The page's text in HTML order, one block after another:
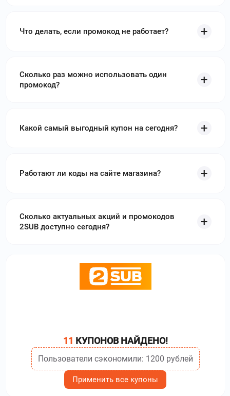
Что делать, если промокод не работает?
Сколько раз можно использовать один
промокод?
Какой самый выгодный купон на сегодня?
Работают ли коды на сайте магазина?
Сколько актуальных акций и промокодов
2SUB доступно сегодня?
11 КУПОНОВ НАЙДЕНО!
Пользователи сэкономили: 1200 рублей
Применить все купоны